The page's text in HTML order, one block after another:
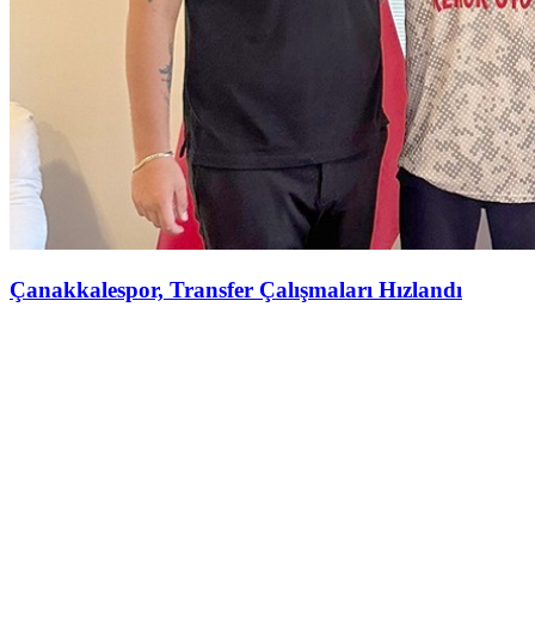
Çanakkalespor, Transfer Çalışmaları Hızlandı